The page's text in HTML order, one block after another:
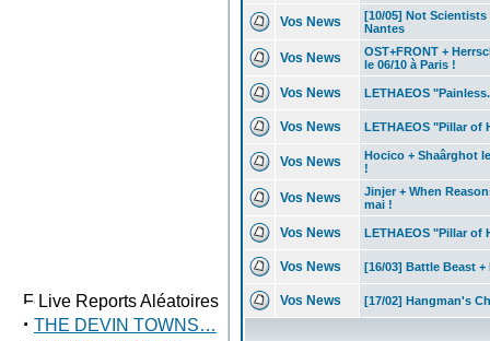
Live Reports Aléatoires
· THE DEVIN TOWNS…
Vos News
[10/05] Not Scientists
Nantes
Vos News
OST+FRONT +
le 06/10 à Paris !
Vos News LETHAEOS
Vos News LETHAEOS "Pillar of
Vos News
Hocico + Shaârghot
!
Vos News
Jinjer + When
mai !
Vos News LETHAEOS "Pillar of
Vos News [16/03] Battle Beast +
Vos News [17/02] Hangman's